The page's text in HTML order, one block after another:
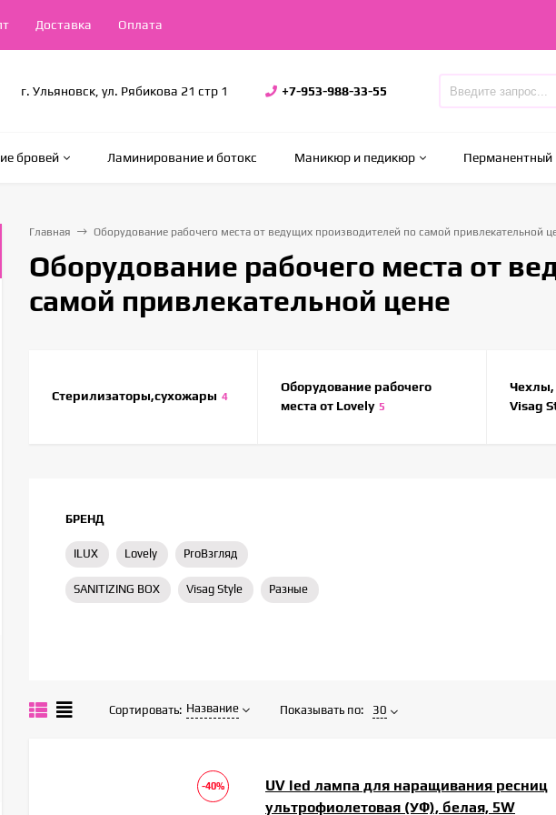
Доставка Оплата
г. Ульяновск, ул. Рябикова 21 стр 1 +7-953-988-33-55
бровей Ламинирование и ботокс Маникюр и педикюр
Главная Оборудование рабочего места от ведущих производителей по самой привлекательной
Оборудование рабочего места от
самой привлекательной цене
Стерилизаторы,сухожары 4
Оборудование рабочего
места от Lovely 5
Чехлы,
Visag
БРЕНД
ILUX Lovely ProВзгляд
SANITIZING BOX Visag Style Разные
Сортировать: Название Показывать по: 30
-40%
UV led лампа для наращивания ресниц
ультрофиолетовая (УФ), белая, 5W